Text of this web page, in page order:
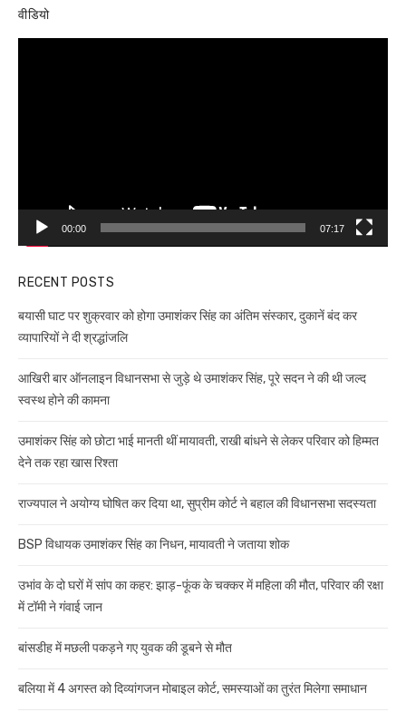
वीडियो
00:00 07:17
RECENT POSTS
बयासी घाट पर शुक्रवार को होगा उमाशंकर सिंह का अंतिम संस्कार, दुकानें बंद कर
व्यापारियों ने दी श्रद्धांजलि
आखिरी बार ऑनलाइन विधानसभा से जुड़े थे उमाशंकर सिंह, पूरे सदन ने की थी जल्द
स्वस्थ होने की कामना
उमाशंकर सिंह को छोटा भाई मानती थीं मायावती, राखी बांधने से लेकर परिवार को हिम्मत
देने तक रहा खास रिश्ता
राज्यपाल ने अयोग्य घोषित कर दिया था, सुप्रीम कोर्ट ने बहाल की विधानसभा सदस्यता
BSP विधायक उमाशंकर सिंह का निधन, मायावती ने जताया शोक
उभांव के दो घरों में सांप का कहर: झाड़-फूंक के चक्कर में महिला की मौत, परिवार की रक्षा
में टॉमी ने गंवाई जान
बांसडीह में मछली पकड़ने गए युवक की डूबने से मौत
बलिया में 4 अगस्त को दिव्यांगजन मोबाइल कोर्ट, समस्याओं का तुरंत मिलेगा समाधान